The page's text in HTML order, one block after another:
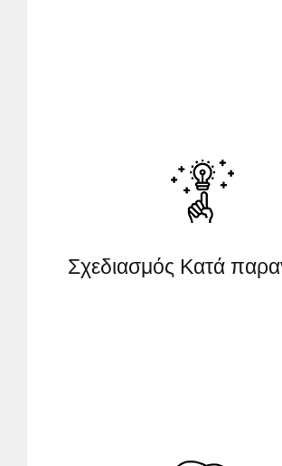
Σχεδιασμός Κατά
Σχεδιασμός Κατά